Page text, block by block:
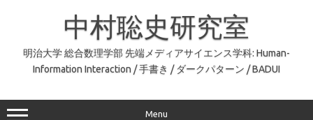
中村聡史研究室
明治大学 総合数理学部 先端メディアサイエンス学科: Human-
Information Interaction / 手書き / ダークパターン / BADUI
Menu